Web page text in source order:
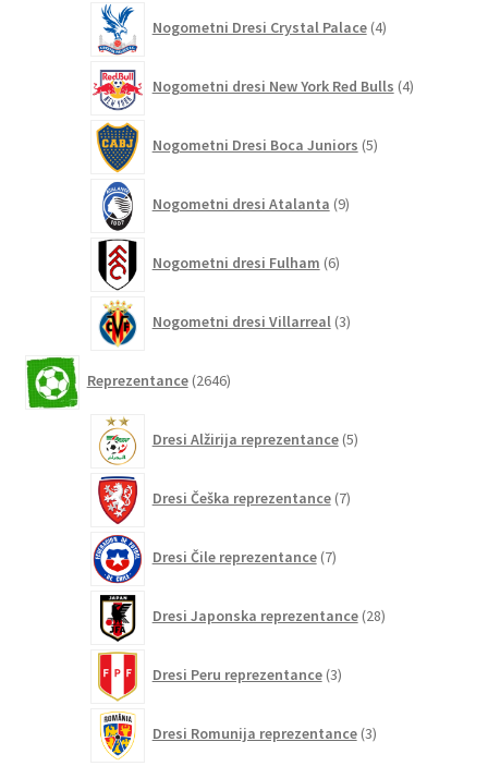
Nogometni Dresi Crystal Palace 4izdelki
Nogometni dresi New York Red Bulls 4izdelki
Nogometni Dresi Boca Juniors 5izdelkov
Nogometni dresi Atalanta 9izdelkov
Nogometni dresi Fulham 6izdelkov
Nogometni dresi Villarreal 3izdelki
Reprezentance 2646izdelkov
Dresi Alžirija reprezentance 5izdelkov
Dresi Češka reprezentance 7izdelkov
Dresi Čile reprezentance 7izdelkov
Dresi Japonska reprezentance 28izdelkov
Dresi Peru reprezentance 3izdelki
Dresi Romunija reprezentance 3izdelki